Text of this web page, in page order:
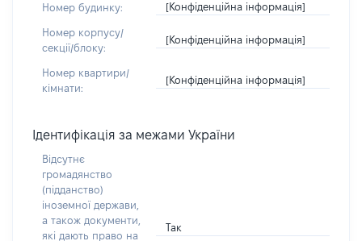
Номер будинку: [Конфіденційна інформація]
Номер корпусу/
секції/блоку:
[Конфіденційна інформація]
Номер квартири/
кімнати:
[Конфіденційна інформація]
Ідентифікація за межами України
Відсутнє
громадянство
(підданство)
іноземної держави,
а також документи,
які дають право на
Так